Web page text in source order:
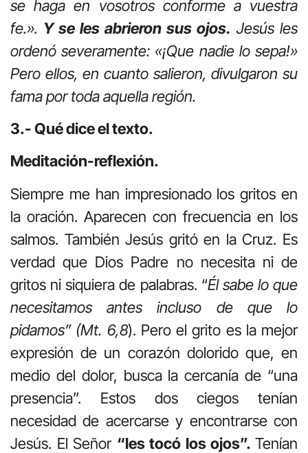
se haga en vosotros conforme a vuestra
fe.». Y se les abrieron sus ojos. Jesús les
ordenó severamente: «¡Que nadie lo sepa!»
Pero ellos, en cuanto salieron, divulgaron su
fama por toda aquella región.
3.- Qué dice el texto.
Meditación-reflexión.
Siempre me han impresionado los gritos en
la oración. Aparecen con frecuencia en los
salmos. También Jesús gritó en la Cruz. Es
verdad que Dios Padre no necesita ni de
gritos ni siquiera de palabras. “Él sabe lo que
necesitamos antes incluso de que lo
pidamos” (Mt. 6,8). Pero el grito es la mejor
expresión de un corazón dolorido que, en
medio del dolor, busca la cercanía de “una
presencia”. Estos dos ciegos tenían
necesidad de acercarse y encontrarse con
Jesús. El Señor “les tocó los ojos”.Tenían